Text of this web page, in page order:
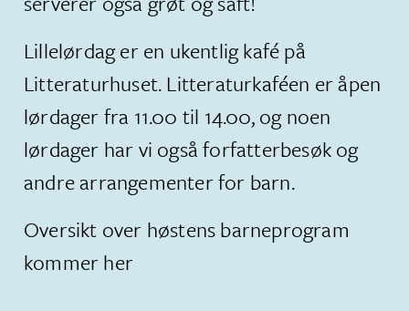
Lillelørdag er en ukentlig kafé på
Litteraturhuset. Litteraturkaféen er åpen
lørdager fra 11.00 til 14.00, og noen
lørdager har vi også forfatterbesøk og
andre arrangementer for barn.
Oversikt over høstens barneprogram
kommer her